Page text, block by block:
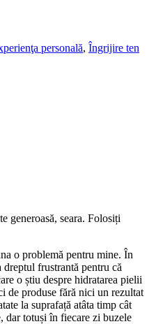
personală, Îngrijire ten
generoasă, seara. Folosiți
o problemă pentru mine. În
frustrantă pentru că
o știu despre hidratarea pielii
de produse fără nici un rezultat
la suprafață atâta timp cât
dar totuși în fiecare zi buzele